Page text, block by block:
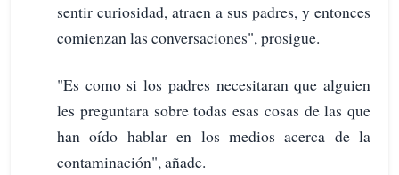
sentir curiosidad, atraen a sus padres, y entonces
comienzan las conversaciones", prosigue.
"Es como si los padres necesitaran que alguien
les preguntara sobre todas esas cosas de las que
han oído hablar en los medios acerca de la
contaminación", añade.